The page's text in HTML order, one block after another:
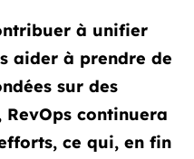
à unifier
aider à prendre de
sur des
continuera
ce qui, en fin